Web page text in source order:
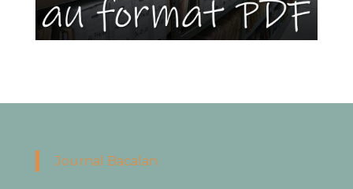
Journal Bacalan